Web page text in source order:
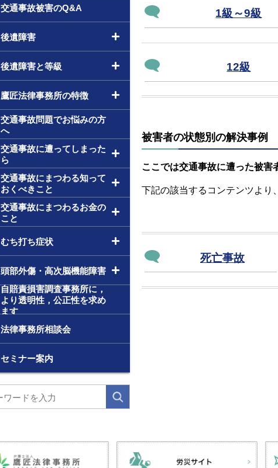
1級～9級
12級
被害者の状態別の解決事例
ここでは交通事故に遭った被害
下記の該当するコンテンツより
死亡事故
交通事故被害のQ&A
後遺障害
後遺障害と等級
鷹匠法律事務所の特徴
交通事故問題でお悩みの方
へ
交通事故に遭ってしまった
ら
交通事故にまつわる知って
おくべきこと
交通事故にまつわるお金の
こと
むち打ち症状
頭部外傷・高次脳機能障害
自賠責損害調査事務所に，
より透明性，公正性を求め
ます
法律事務所相談会
セミナー案内